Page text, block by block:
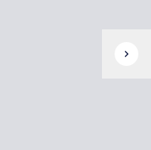
chevron_right